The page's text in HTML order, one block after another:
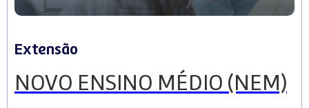
Extensão
NOVO ENSINO MÉDIO (NEM)